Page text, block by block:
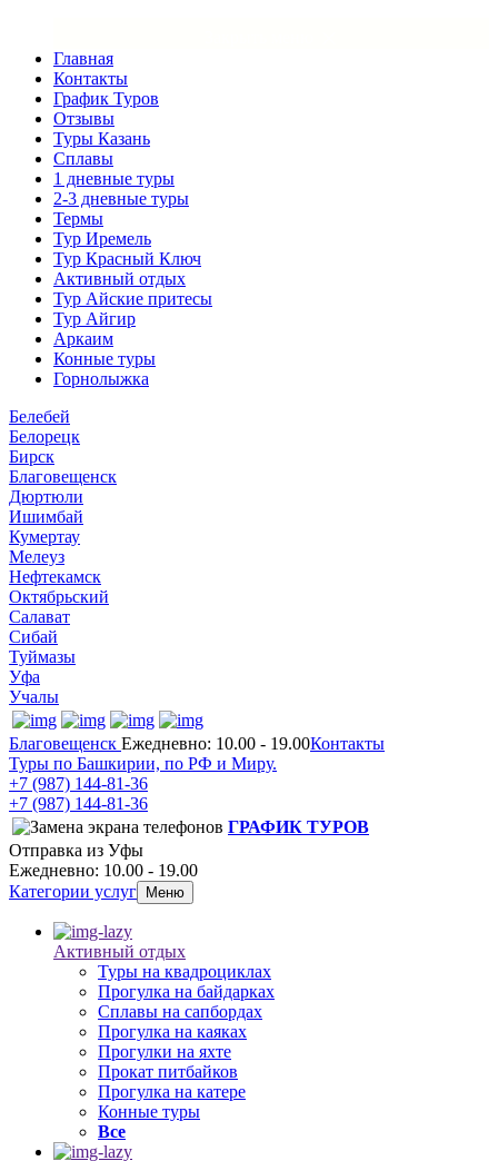
Главная
Контакты
График Туров
Отзывы
Туры Казань
Сплавы
1 дневные туры
2-3 дневные туры
Термы
Тур Иремель
Тур Красный Ключ
Активный отдых
Тур Айские притесы
Тур Айгир
Аркаим
Конные туры
Горнолыжка
Белебей
Белорецк
Бирск
Благовещенск
Дюртюли
Ишимбай
Кумертау
Мелеуз
Нефтекамск
Октябрьский
Салават
Сибай
Туймазы
Уфа
Учалы
Благовещенск Ежедневно: 10.00 - 19.00Контакты
Туры по Башкирии, по РФ и Миру.
+7 (987) 144-81-36
+7 (987) 144-81-36
ГРАФИК ТУРОВ
Отправка из Уфы
Ежедневно: 10.00 - 19.00
Категории услуг
Меню
Активный отдых
Туры на квадроциклах
Прогулка на байдарках
Сплавы на сапбордах
Прогулка на каяках
Прогулки на яхте
Прокат питбайков
Прогулка на катере
Конные туры
Все